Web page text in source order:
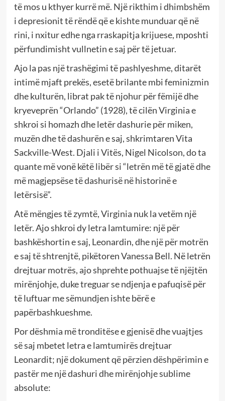
të mos u kthyer kurrë më. Një rikthim i dhimbshëm
i depresionit të rëndë që e kishte munduar që në
rini, i nxitur edhe nga rraskapitja krijuese, mposhti
përfundimisht vullnetin e saj për të jetuar.
Ajo la pas një trashëgimi të pashlyeshme, ditarët
intimë mjaft prekës, esetë brilante mbi feminizmin
dhe kulturën, librat pak të njohur për fëmijë dhe
kryeveprën “Orlando” (1928), të cilën Virginia e
shkroi si homazh dhe letër dashurie për miken,
muzën dhe të dashurën e saj, shkrimtaren Vita
Sackville-West. Djali i Vitës, Nigel Nicolson, do ta
quante më vonë këtë libër si “letrën më të gjatë dhe
më magjepsëse të dashurisë në historinë e
letërsisë”.
Atë mëngjes të zymtë, Virginia nuk la vetëm një
letër. Ajo shkroi dy letra lamtumire: një për
bashkëshortin e saj, Leonardin, dhe një për motrën
e saj të shtrenjtë, pikëtoren Vanessa Bell. Në letrën
drejtuar motrës, ajo shprehte pothuajse të njëjtën
mirënjohje, duke treguar se ndjenja e pafuqisë për
të luftuar me sëmundjen ishte bërë e
papërbashkueshme.
Por dëshmia më tronditëse e gjenisë dhe vuajtjes
së saj mbetet letra e lamtumirës drejtuar
Leonardit; një dokument që përzien dëshpërimin e
pastër me një dashuri dhe mirënjohje sublime
absolute: